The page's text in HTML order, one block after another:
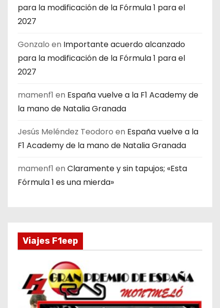
para la modificación de la Fórmula 1 para el
2027
Gonzalo en Importante acuerdo alcanzado
para la modificación de la Fórmula 1 para el
2027
mamenf1 en España vuelve a la F1 Academy de
la mano de Natalia Granada
Jesús Meléndez Teodoro en España vuelve a la
F1 Academy de la mano de Natalia Granada
mamenf1 en Claramente y sin tapujos; «Esta
Fórmula 1 es una mierda»
Viajes F1eep